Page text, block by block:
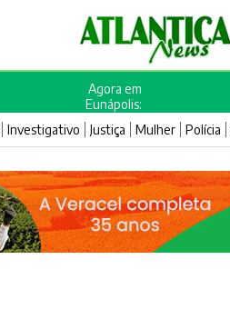
Agora em
Eunápolis:
Investigativo Justiça Mulher Polícia